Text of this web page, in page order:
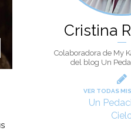
Cristina
Colaboradora de My
del blog Un
VER TODAS
Un